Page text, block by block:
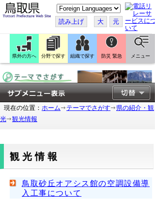
こ
の
ペ
ー
ジ
翻
訳
す
読み上げ 大 元
県外の方へ 分野で探す 組織で探す 防災 緊急 メニュー
現在の位置： ホーム テーマでさがす
県の紹介・観
光
観光情報
観光情報
鳥取砂丘オアシス館の空調設備導
入工事について